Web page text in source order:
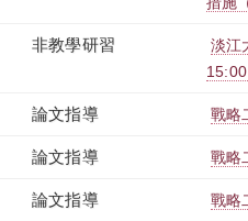
非教學研習
淡江
論文指導 戰略
論文指導 戰略
論文指導 戰略